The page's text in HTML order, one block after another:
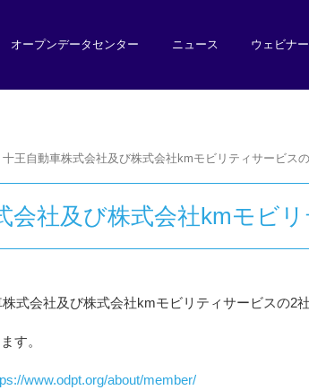
オープンデータセンター ニュース ウェビナ
十王自動車株式会社及び株式会社kmモビリティサービス
会社及び株式会社kmモビ
式会社及び株式会社kmモビリティサービスの2
す。
www.odpt.org/about/member/